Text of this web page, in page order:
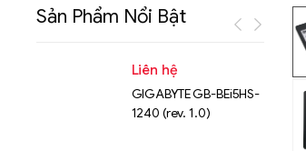
Sản Phẩm Nổi Bật
Liên hệ
GIGABYTE GB-BEi5HS-
1240 (rev. 1.0)